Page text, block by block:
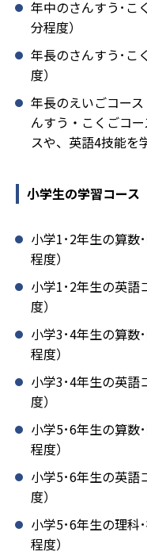
年中のさんすう･こ
分程度）
年長のさんすう･こ
度）
年長のえいごコー
んすう・こくごコ
スや、英語4技能を
小学生の学習コース
小学1･2年生の算数
程度）
小学1･2年生の英語
度）
小学3･4年生の算数
程度）
小学3･4年生の英語
度）
小学5･6年生の算数
程度）
小学5･6年生の英語
度）
小学5･6年生の理科
程度）